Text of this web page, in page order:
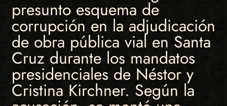
presunto esquema de
corrupción en la adjudicación
de obra pública vial en Santa
Cruz durante los mandatos
presidenciales de Néstor y
Cristina Kirchner. Según la